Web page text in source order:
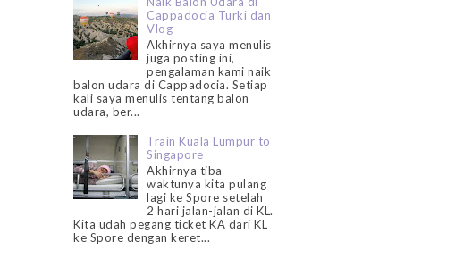
Cappadocia Turki dan
Vlog
Akhirnya saya menulis
juga posting ini,
pengalaman kami naik
balon udara di Cappadocia. Setiap
kali saya menulis tentang balon
udara, ber...
Train Kuala Lumpur to
Singapore
Akhirnya tiba
waktunya kita pulang
lagi ke Spore setelah
2 hari jalan-jalan di KL.
Kita udah pegang ticket KA dari KL
ke Spore dengan keret...